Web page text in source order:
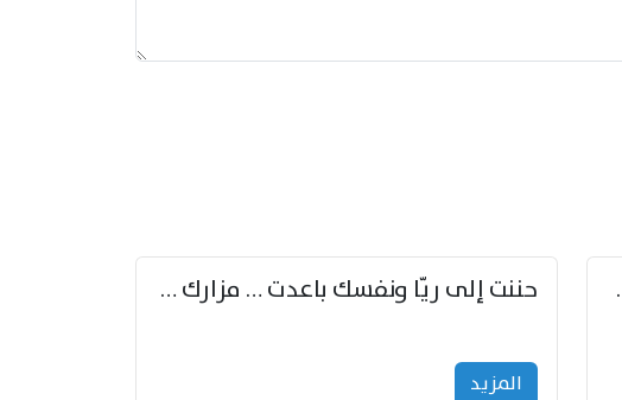
بمستطاع حننت إلى ريّا ونفسك باعدت … مزارك من ريّا وشعباكما معا
المزید